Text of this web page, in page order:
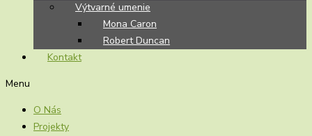
Výtvarné umenie
Mona Caron
Robert Duncan
Kontakt
Menu
O Nás
Projekty